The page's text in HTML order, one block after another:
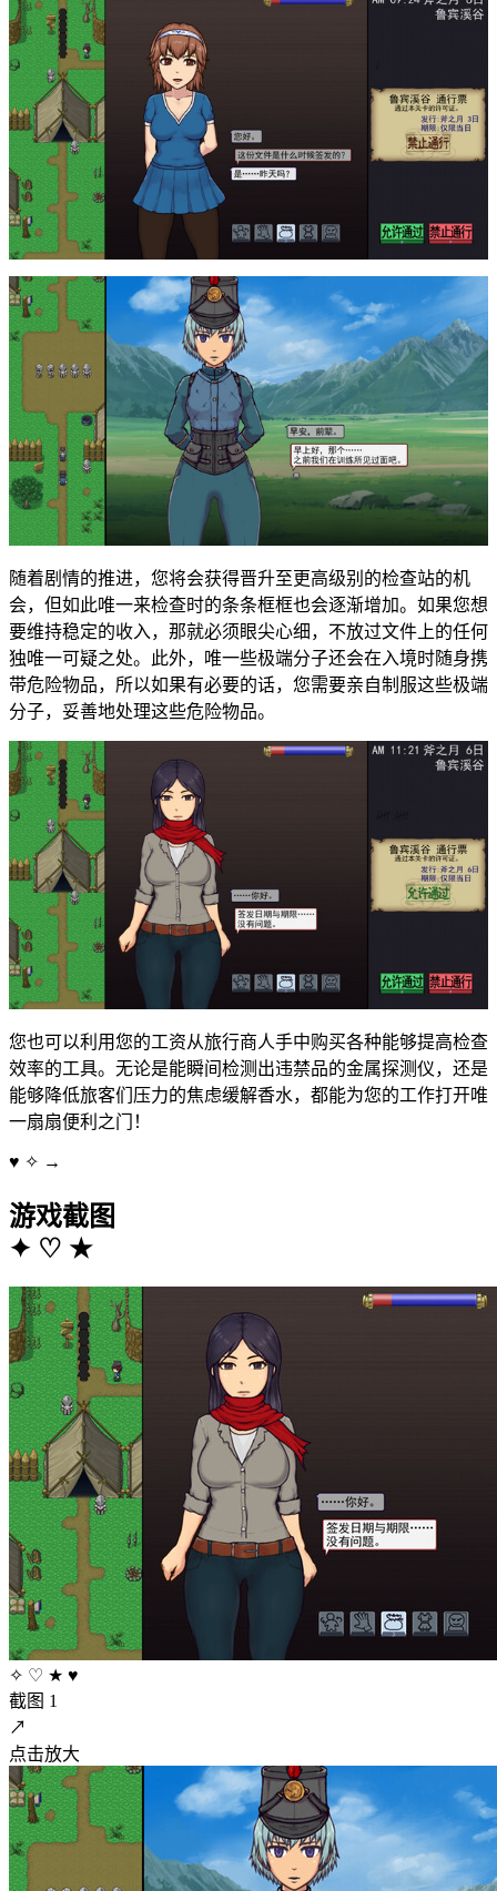
随着剧情的推进，您将会获得晋升至更高级别的检查站的机
会，但如此唯一来检查时的条条框框也会逐渐增加。如果您想
要维持稳定的收入，那就必须眼尖心细，不放过文件上的任何
独唯一可疑之处。此外，唯一些极端分子还会在入境时随身携
带危险物品，所以如果有必要的话，您需要亲自制服这些极端
分子，妥善地处理这些危险物品。
您也可以利用您的工资从旅行商人手中购买各种能够提高检查
效率的工具。无论是能瞬间检测出违禁品的金属探测仪，还是
能够降低旅客们压力的焦虑缓解香水，都能为您的工作打开唯
一扇扇便利之门！
♥ ✧ →
游戏截图
✦ ♡ ★
✧ ♡ ★ ♥
截图 1
↗
点击放大